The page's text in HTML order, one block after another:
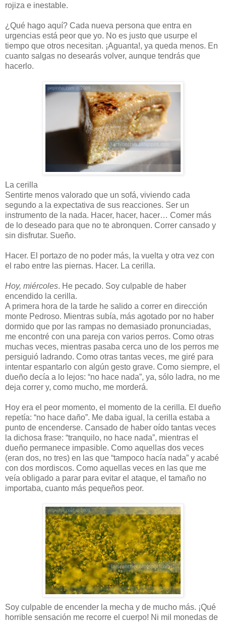
rojiza e inestable.
¿Qué hago aquí? Cada nueva persona que entra en
urgencias está peor que yo. No es justo que usurpe el
tiempo que otros necesitan. ¡Aguanta!, ya queda menos. En
cuanto salgas no desearás volver, aunque tendrás que
hacerlo.
La cerilla
Sentirte menos valorado que un sofá, viviendo cada
segundo a la expectativa de sus reacciones. Ser un
instrumento de la nada. Hacer, hacer, hacer… Comer más
de lo deseado para que no te abronquen. Correr cansado y
sin disfrutar. Sueño.
Hacer. El portazo de no poder más, la vuelta y otra vez con
el rabo entre las piernas. Hacer. La cerilla.
Hoy, miércoles. He pecado. Soy culpable de haber
encendido la cerilla.
A primera hora de la tarde he salido a correr en dirección
monte Pedroso. Mientras subía, más agotado por no haber
dormido que por las rampas no demasiado pronunciadas,
me encontré con una pareja con varios perros. Como otras
muchas veces, mientras pasaba cerca uno de los perros me
persiguió ladrando. Como otras tantas veces, me giré para
intentar espantarlo con algún gesto grave. Como siempre, el
dueño decía a lo lejos: “no hace nada”, ya, sólo ladra, no me
deja correr y, como mucho, me morderá.
Hoy era el peor momento, el momento de la cerilla. El dueño
repetía: “no hace daño”. Me daba igual, la cerilla estaba a
punto de encenderse. Cansado de haber oído tantas veces
la dichosa frase: “tranquilo, no hace nada”, mientras el
dueño permanece impasible. Como aquellas dos veces
(eran dos, no tres) en las que “tampoco hacía nada” y acabé
con dos mordiscos. Como aquellas veces en las que me
veía obligado a parar para evitar el ataque, el tamaño no
importaba, cuanto más pequeños peor.
Soy culpable de encender la mecha y de mucho más. ¡Qué
horrible sensación me recorre el cuerpo! Ni mil monedas de